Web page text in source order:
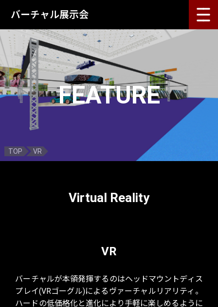
バーチャル展示会
TOP
バーチャル展示会(軽量版)
バーチャル展示会(3D版)
VR
FEATURE
TOP VR
Virtual Reality
VR
バーチャルが本領発揮するのはヘッドマウントディス
プレイ(VRゴーグル)によるヴァーチャルリアリティ。
ハードの低価格化と進化により手軽に楽しめるように